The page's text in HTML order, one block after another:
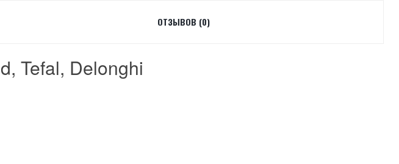
ОТЗЫВОВ (0)
Tefal, Delonghi